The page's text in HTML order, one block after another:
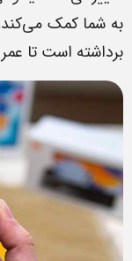
به شما کمک می‌کند،
برداشته است تا